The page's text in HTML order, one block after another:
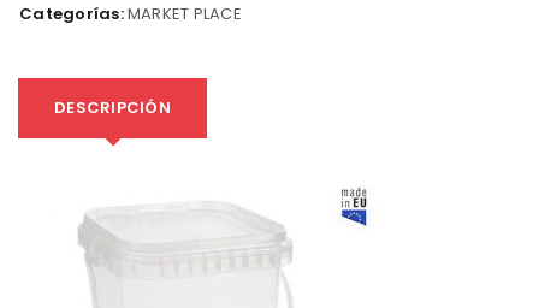
Categorías:MARKET PLACE
DESCRIPCIÓN